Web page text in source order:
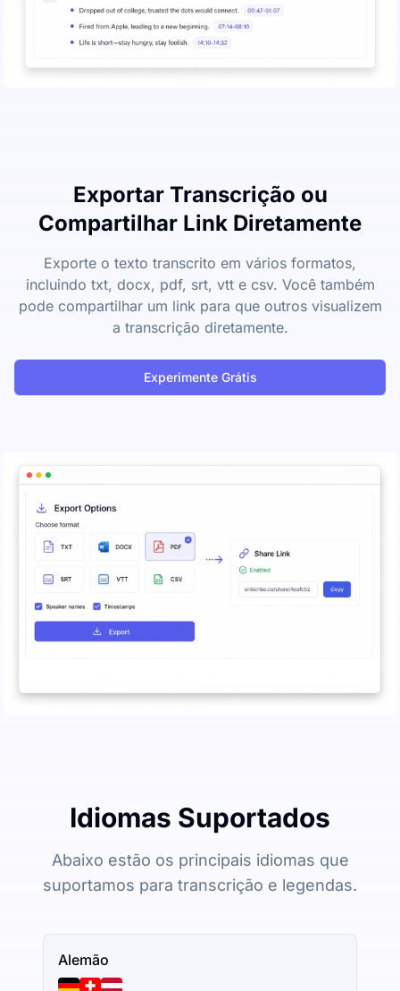
Exportar Transcrição ou
Compartilhar Link Diretamente
Exporte o texto transcrito em vários formatos,
incluindo txt, docx, pdf, srt, vtt e csv. Você também
pode compartilhar um link para que outros visualizem
a transcrição diretamente.
Experimente Grátis
Idiomas Suportados
Abaixo estão os principais idiomas que
suportamos para transcrição e legendas.
Alemão